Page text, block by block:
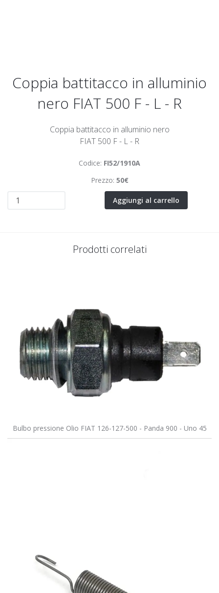
Coppia battitacco in alluminio
nero FIAT 500 F - L - R
Coppia battitacco in alluminio nero
FIAT 500 F - L - R
Codice: FI52/1910A
Prezzo: 50€
Aggiungi al carrello
Prodotti correlati
Bulbo pressione Olio FIAT 126-127-500 - Panda 900 - Uno 45